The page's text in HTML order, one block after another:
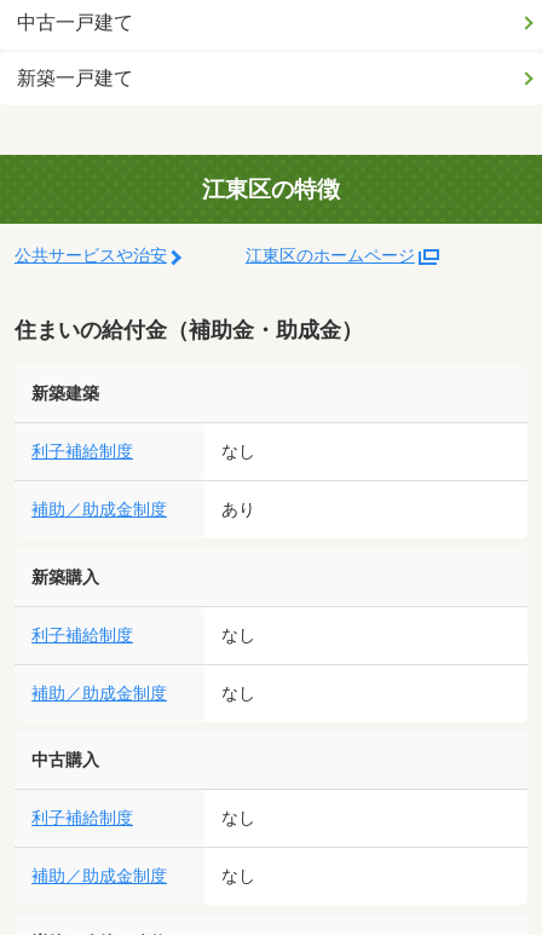
中古一戸建て
新築一戸建て
江東区の特徴
公共サービスや治安 江東区のホームページ
住まいの給付金（補助金・助成金）
新築建築
利子補給制度 なし
補助／助成金制度 あり
新築購入
利子補給制度 なし
補助／助成金制度 なし
中古購入
利子補給制度 なし
補助／助成金制度 なし